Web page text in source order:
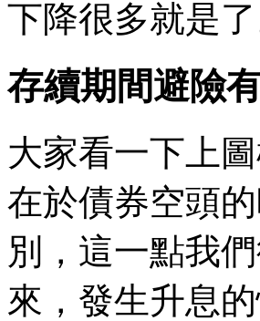
下降很多就是了
存續期間避險
大家看一下上
在於債券空頭
別，這一點我
來，發生升息